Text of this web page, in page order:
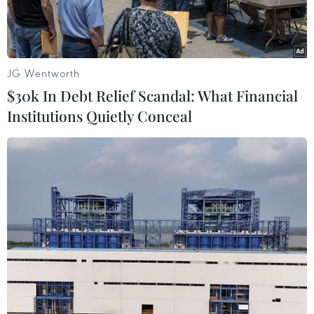
dự kiến vào ngày 14/3 tới
Quang cảnh bên ngoài Nhà Trắng của Mỹ. (Ảnh: The White
House)
Các nguồn thạo tin từ chính quyền Mỹ ngày 28/2
cho biết, Washington đã hoãn hội nghị thượng
JG Wentworth
$30k In Debt Relief Scandal: What Financial
Institutions Quietly Conceal